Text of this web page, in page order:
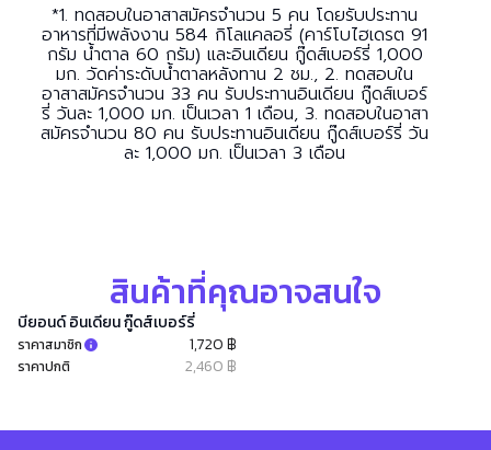
*1. ทดสอบในอาสาสมัครจำนวน 5 คน โดยรับประทาน
อาหารที่มีพลังงาน 584 กิโลแคลอรี่ (คาร์โบไฮเดรต 91
กรัม น้ำตาล 60 กรัม) และอินเดียน กู๊ดส์เบอร์รี่ 1,000
มก. วัดค่าระดับน้ำตาลหลังทาน 2 ชม., 2. ทดสอบใน
อาสาสมัครจำนวน 33 คน รับประทานอินเดียน กู๊ดส์เบอร์
รี่ วันละ 1,000 มก. เป็นเวลา 1 เดือน, 3. ทดสอบในอาสา
สมัครจำนวน 80 คน รับประทานอินเดียน กู๊ดส์เบอร์รี่ วัน
ละ 1,000 มก. เป็นเวลา 3 เดือน
สินค้าที่คุณอาจสนใจ
บียอนด์ อินเดียน กู๊ดส์เบอร์รี่
ราคาสมาชิก 1,720 ฿
ราคาปกติ 2,460 ฿